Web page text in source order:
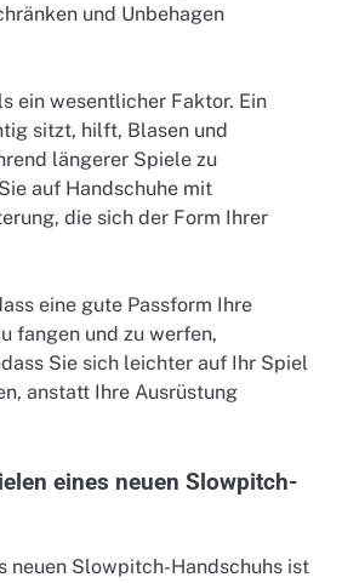
und Unbehagen
ein wesentlicher Faktor. Ein
sitzt, hilft, Blasen und
längerer Spiele zu
auf Handschuhe mit
die sich der Form Ihrer
eine gute Passform Ihre
fangen und zu werfen,
Sie sich leichter auf Ihr Spiel
anstatt Ihre Ausrüstung
eines neuen Slowpitch-
neuen Slowpitch-Handschuhs ist